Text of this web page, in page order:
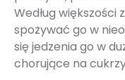
Według
spożywać go w
się jedzenia go w
chorujące na